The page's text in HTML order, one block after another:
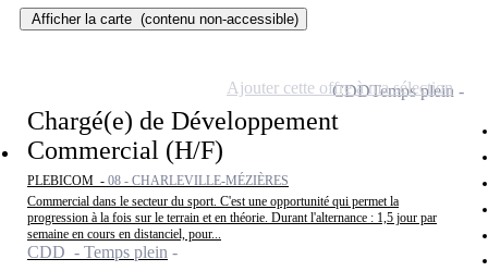
Afficher la carte (contenu non-accessible)
Chargé(e) de Développement
Commercial (H/F)
PLEBICOM - 08 - CHARLEVILLE-MÉZIÈRES
Commercial dans le secteur du sport. C'est une opportunité qui permet la
progression à la fois sur le terrain et en théorie. Durant l'alternance : 1,5 jour par
semaine en cours en distanciel, pour...
CDD - Temps plein
CDDTemps plein
Ajouter cette offre à ma sélection